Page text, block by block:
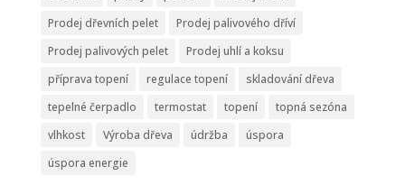
Prodej dřevních pelet
Prodej palivového dříví
Prodej palivových pelet
Prodej uhlí a koksu
příprava topení
regulace topení
skladování dřeva
tepelné čerpadlo
termostat topení
topná sezóna
vlhkost
Výroba dřeva údržba
úspora
úspora energie